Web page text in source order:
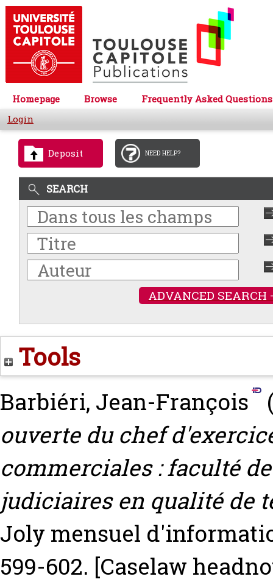
Homepage Browse
Frequently Asked Questions
Login
Deposit NEED HELP?
SEARCH
ADVANCED SEARCH
Tools
Barbiéri, Jean-François
ouverte du chef
commerciales : faculté
judiciaires en qualité de
Joly mensuel
599-602. [Caselaw